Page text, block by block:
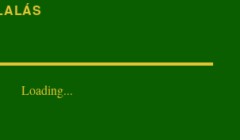
Loading...